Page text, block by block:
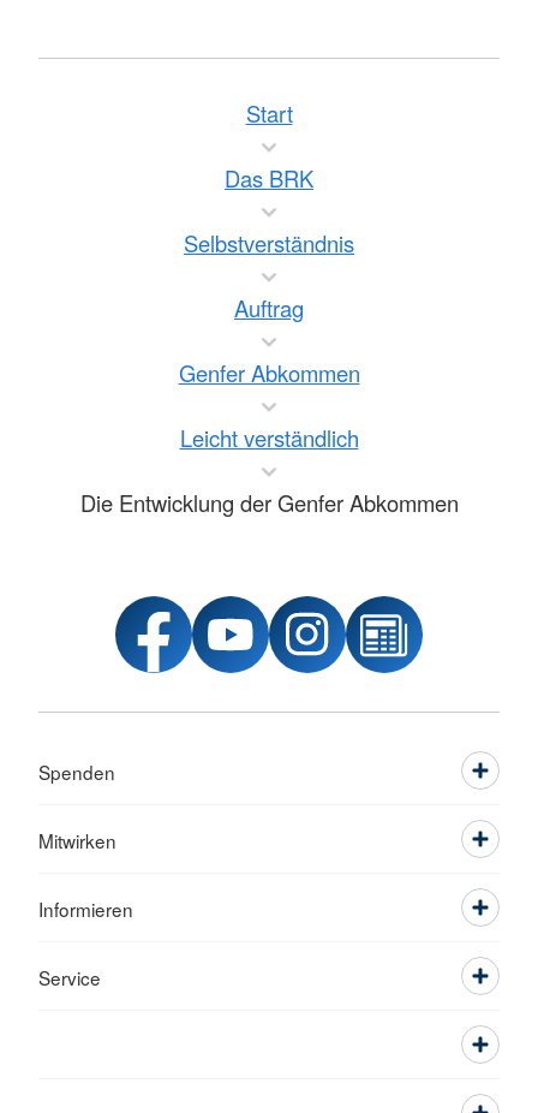
Start
Das BRK
Selbstverständnis
Auftrag
Genfer Abkommen
Leicht verständlich
Die Entwicklung der Genfer Abkommen
Spenden
Mitwirken
Informieren
Service